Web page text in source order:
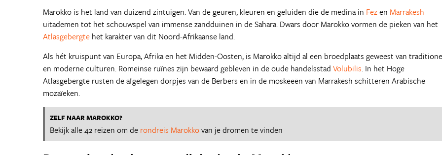
Marokko is het land van duizend zintuigen. Van de geuren, kleuren en geluiden die de medina in Fezen Marrakesh
uitademen tot het schouwspel van immense zandduinen in de Sahara. Dwars door Marokko vormen de pieken van het
Atlasgebergte het karakter van dit Noord-Afrikaanse land.
Als hét kruispunt van Europa, Afrika en het Midden-Oosten, is Marokko altijd al een broedplaats geweest van
en moderne culturen. Romeinse ruïnes zijn bewaard gebleven in de oude handelsstad Volubilis. In het Hoge
Atlasgebergte rusten de afgelegen dorpjes van de Berbers en in de moskeeën van Marrakesh schitteren Arabische
mozaïeken.
ZELF NAAR MAROKKO?
Bekijk alle 42 reizen om de rondreis Marokkovan je dromen te vinden